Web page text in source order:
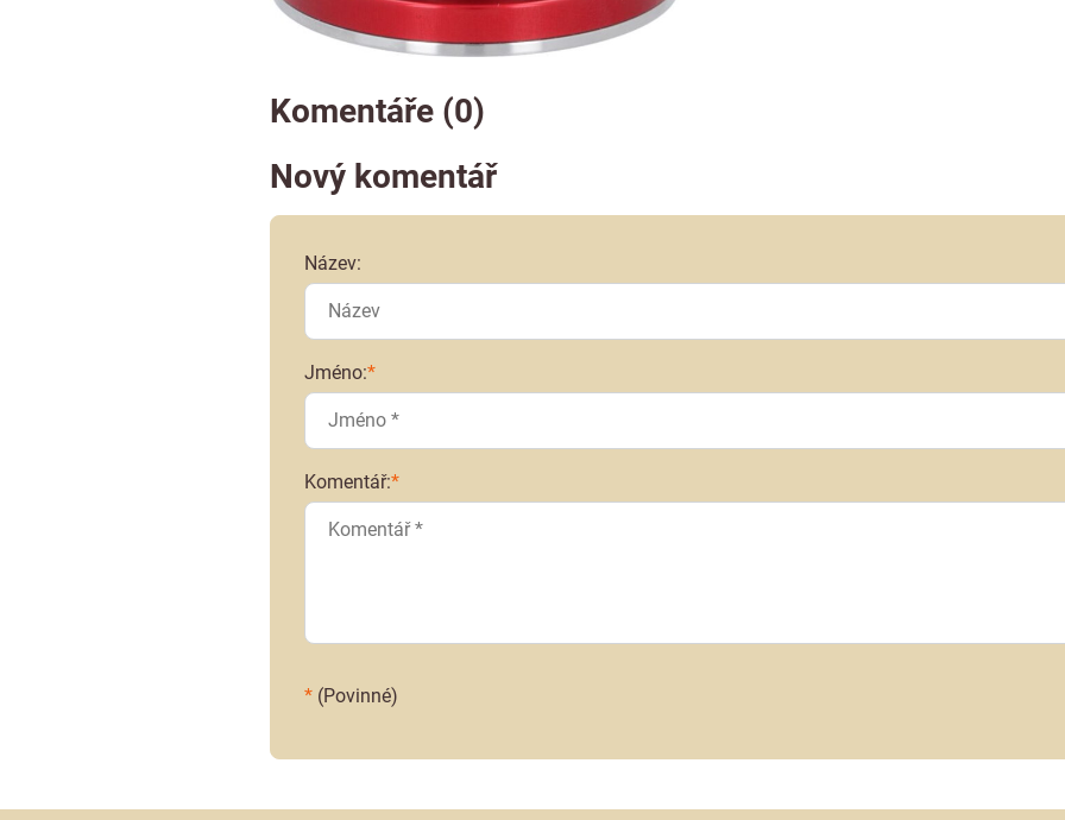
Komentáře (0)
Nový komentář
Název:
Jméno:*
Komentář:*
*(Povinné)